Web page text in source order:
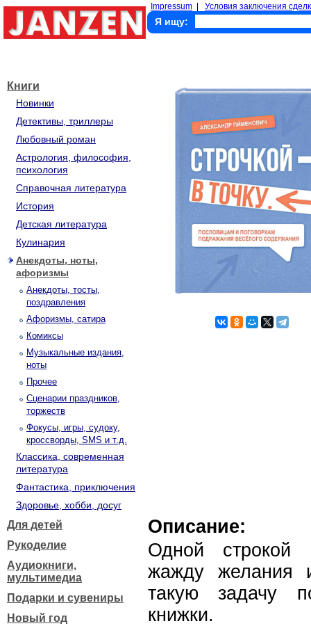
Impressum Условия заключения
Я ищу:
Книги
Новинки
Детективы, триллеры
Любовный роман
Астрология, философия,
психология
Справочная литература
История
Детская литература
Кулинария
Анекдоты, ноты,
афоризмы
Анекдоты, тосты,
поздравления
Афоризмы, сатира
Комиксы
Музыкальные издания,
ноты
Прочее
Сценарии праздников,
торжеств
Фокусы, игры, судоку,
кроссворды, SMS и т.д.
Классика, современная
литература
Фантастика, приключения
Здоровье, хобби, досуг
Для детей
Рукоделие
Аудиокниги,
мультимедиа
Подарки и сувениры
Новый год
Описание:
Одной строкой
жажду желания
такую задачу
книжки.